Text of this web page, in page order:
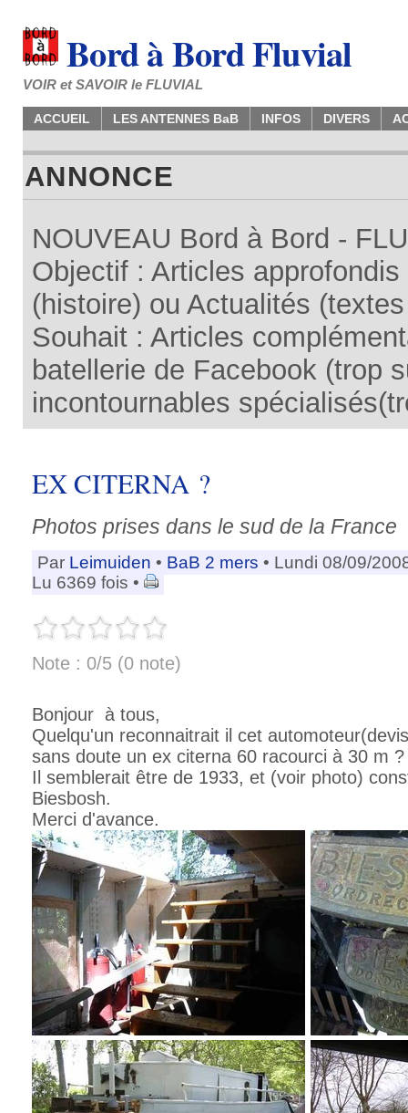
Bord à Bord Fluvial
VOIR et SAVOIR le FLUVIAL
ACCUEIL LES ANTENNES BaB INFOS DIVERS
ANNONCE
NOUVEAU Bord à Bord -
Objectif : Articles
(histoire) ou Actualités
Souhait : Articles
batellerie de Facebook (trop
incontournables
EX CITERNA ?
Photos prises dans le sud de la France
Par Leimuiden • BaB 2 mers • Lundi 08/09/
Lu 6369 fois •
Note : 0/5 (0 note)
Bonjour à tous,
Quelqu'un reconnaitrait il cet
sans doute un ex citerna 60 racourci à 30 m ?
Il semblerait être de 1933, et (voir photo)
Biesbosh.
Merci d'avance.